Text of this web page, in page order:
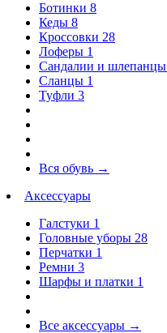
Ботинки 8
Кеды 8
Кроссовки 28
Лоферы 1
Сандалии и шлепанцы
Сланцы 1
Туфли 3
Вся обувь →
Аксессуары
Галстуки 1
Головные уборы 28
Перчатки 1
Ремни 3
Шарфы и платки 1
Все аксессуары →